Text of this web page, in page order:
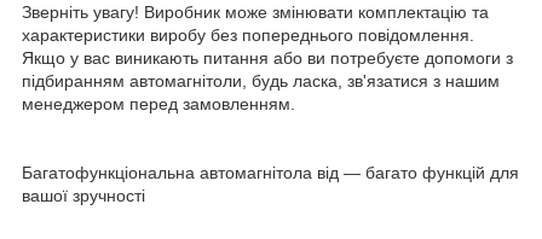
Зверніть увагу! Виробник може змінювати комплектацію та
характеристики виробу без попереднього повідомлення.
Якщо у вас виникають питання або ви потребуєте допомоги з
підбиранням автомагнітоли, будь ласка, зв'язатися з нашим
менеджером перед замовленням.
Багатофункціональна автомагнітола від — багато функцій для
вашої зручності